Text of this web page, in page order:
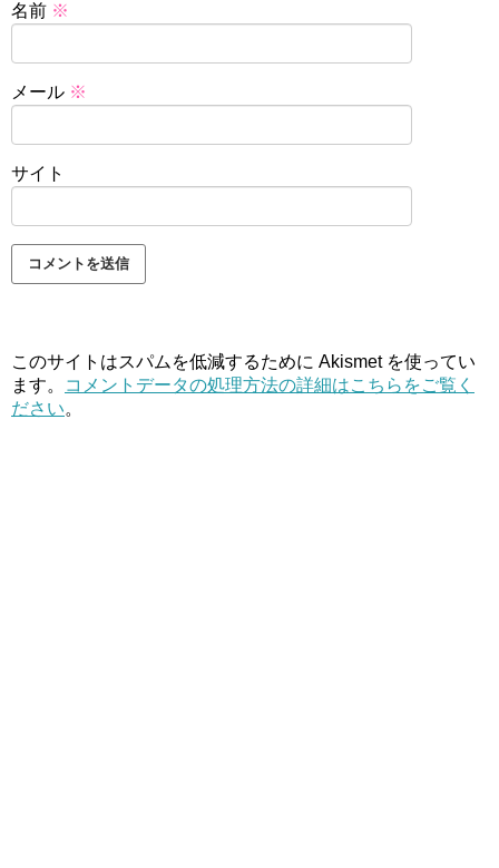
名前 ※
メール ※
サイト
このサイトはスパムを低減するために Akismet を使ってい
ます。
コメントデータの処理方法の詳細はこちらをご覧く
ださい。